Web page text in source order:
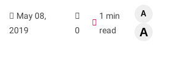
May 08,
2019
0
1 min
read
A
A